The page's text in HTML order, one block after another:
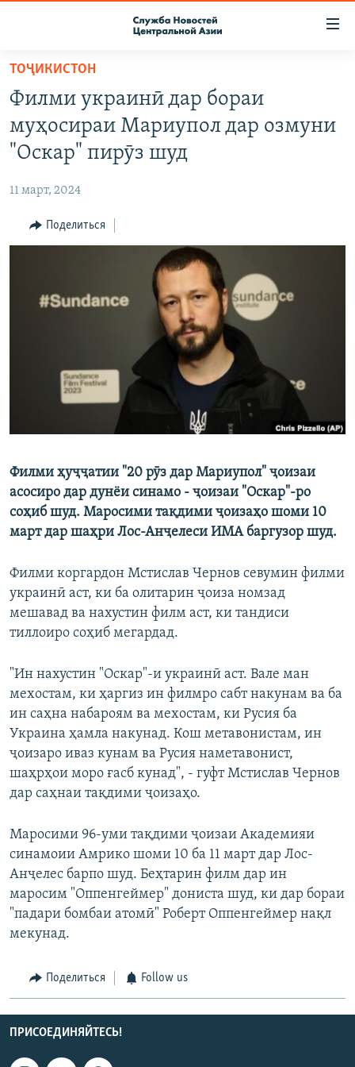
Вернуться
основному
содержанию
Вернутся
главной
навигации
Вернутся
ПОДПИСКА
КОНТАКТЫ
НАСТОЯЩЕЕ ВРЕМЯ
МИГРАНТ МЕДИА
ТОҶИКИСТОН
Филми украинӣ дар бораи
муҳосираи Мариупол дар озмуни
"Оскар" пирӯз шуд
11 март, 2024
Поделиться
Филми ҳуҷҷатии "20 рӯз дар Мариупол" ҷоизаи
асосиро дар дунёи синамо - ҷоизаи "Оскар"-ро
соҳиб шуд. Маросими тақдими ҷоизаҳо шоми 10
март дар шаҳри Лос-Анҷелеси ИМА баргузор шуд.
Филми коргардон Мстислав Чернов севумин филми
украинӣ аст, ки ба олитарин ҷоиза номзад
мешавад ва нахустин филм аст, ки тандиси
тиллоиро соҳиб мегардад.
"Ин нахустин "Оскар"-и украинӣ аст. Вале ман
мехостам, ки ҳаргиз ин филмро сабт накунам ва ба
ин саҳна набароям ва мехостам, ки Русия ба
Украина ҳамла накунад. Кош метавонистам, ин
ҷоизаро иваз кунам ва Русия наметавонист,
шаҳрҳои моро ғасб кунад", - гуфт Мстислав Чернов
дар саҳнаи тақдими ҷоизаҳо.
Маросими 96-уми тақдими ҷоизаи Академияи
синамоии Амрико шоми 10 ба 11 март дар Лос-
Анҷелес барпо шуд. Беҳтарин филм дар ин
маросим "Оппенгеймер" дониста шуд, ки дар бораи
"падари бомбаи атомӣ" Роберт Оппенгеймер нақл
мекунад.
Поделиться Follow us
ПРИСОЕДИНЯЙТЕСЬ!